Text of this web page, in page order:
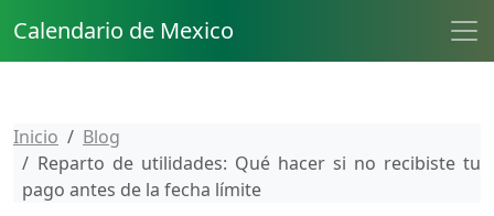
Calendario de Mexico
Inicio
Blog
Reparto de utilidades: Qué hacer si no recibiste tu
pago antes de la fecha límite